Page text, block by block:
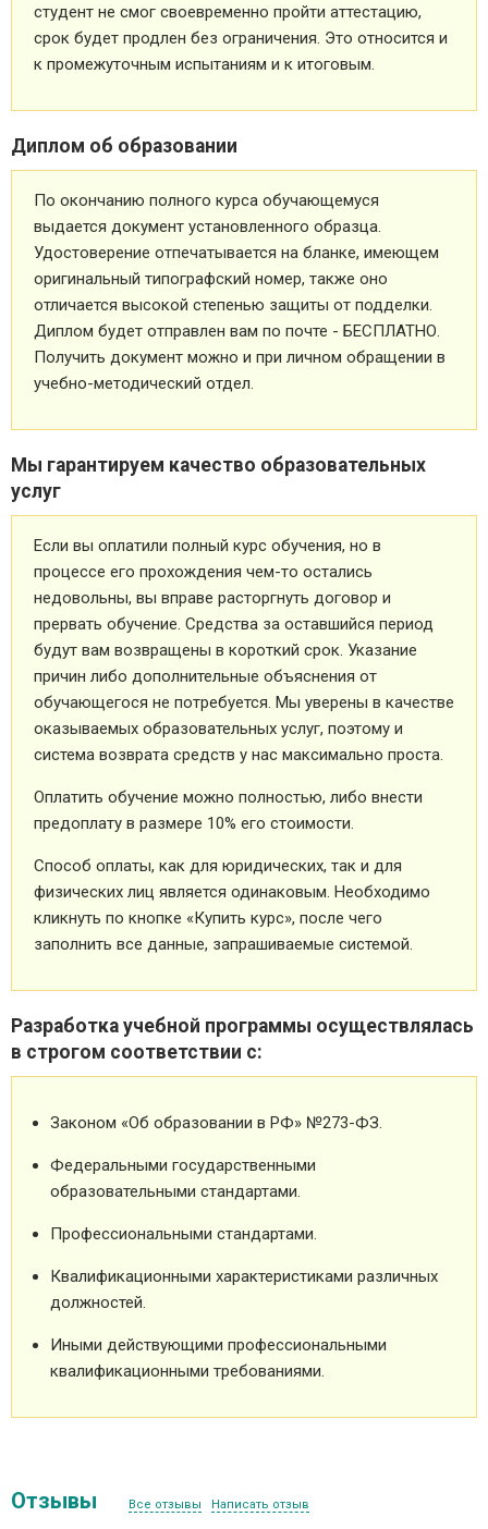
студент не смог своевременно пройти аттестацию,
срок будет продлен без ограничения. Это относится и
к промежуточным испытаниям и к итоговым.
Диплом об образовании
По окончанию полного курса обучающемуся
выдается документ установленного образца.
Удостоверение отпечатывается на бланке, имеющем
оригинальный типографский номер, также оно
отличается высокой степенью защиты от подделки.
Диплом будет отправлен вам по почте - БЕСПЛАТНО.
Получить документ можно и при личном обращении в
учебно-методический отдел.
Мы гарантируем качество образовательных
услуг
Если вы оплатили полный курс обучения, но в
процессе его прохождения чем-то остались
недовольны, вы вправе расторгнуть договор и
прервать обучение. Средства за оставшийся период
будут вам возвращены в короткий срок. Указание
причин либо дополнительные объяснения от
обучающегося не потребуется. Мы уверены в качестве
оказываемых образовательных услуг, поэтому и
система возврата средств у нас максимально проста.
Оплатить обучение можно полностью, либо внести
предоплату в размере 10% его стоимости.
Способ оплаты, как для юридических, так и для
физических лиц является одинаковым. Необходимо
кликнуть по кнопке «Купить курс», после чего
заполнить все данные, запрашиваемые системой.
Разработка учебной программы осуществлялась
в строгом соответствии с:
Законом «Об образовании в РФ» №273-ФЗ.
Федеральными государственными
образовательными стандартами.
Профессиональными стандартами.
Квалификационными характеристиками различных
должностей.
Иными действующими профессиональными
квалификационными требованиями.
Отзывы Все отзывы Написать отзыв